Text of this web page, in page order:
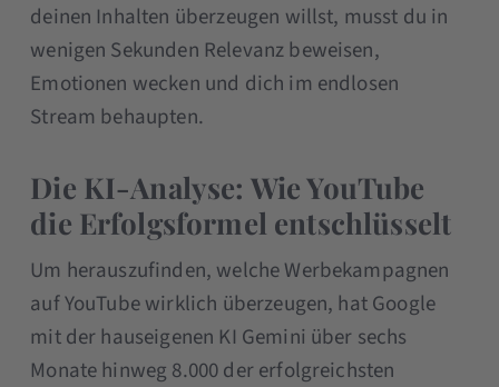
deinen Inhalten überzeugen willst, musst du in
wenigen Sekunden Relevanz beweisen,
Emotionen wecken und dich im endlosen
Stream behaupten.
Die KI-Analyse: Wie YouTube
die Erfolgsformel entschlüsselt
Um herauszufinden, welche Werbekampagnen
auf YouTube wirklich überzeugen, hat Google
mit der hauseigenen KI Gemini über sechs
Monate hinweg 8.000 der erfolgreichsten